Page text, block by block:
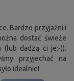
Bardzo przyjaźni i
dostać świeże
(lub dadzą ci je:-)).
przyjechać na
idealnie!